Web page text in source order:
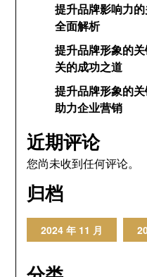
提升品牌影响力
全面解析
提升品牌形象的
关的成功之道
提升品牌形象的
助力企业营销
近期评论
您尚未收到任何评论。
归档
2024 年 11 月